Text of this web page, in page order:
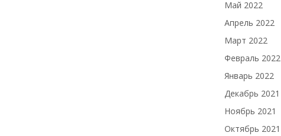
Май 2022
Апрель 2022
Март 2022
Февраль 2022
Январь 2022
Декабрь 2021
Ноябрь 2021
Октябрь 2021